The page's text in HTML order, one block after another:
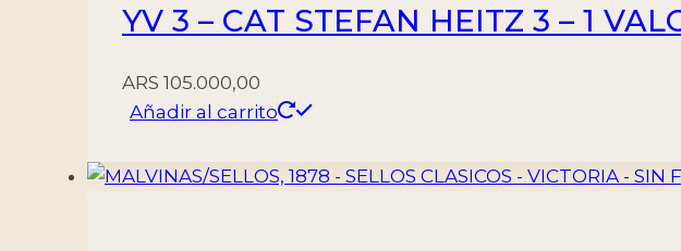
YV 3 – CAT STEFAN HEITZ 3 – 1
ARS 105.000,00
Añadir al carrito